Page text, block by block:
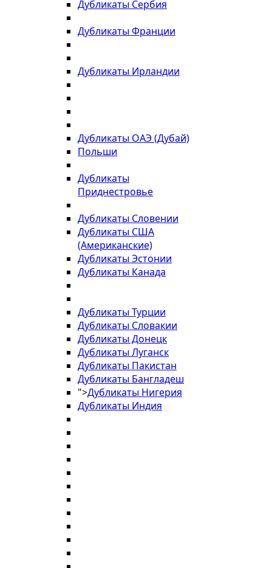
Дубликаты Сербия
Дубликаты Франции
Дубликаты Ирландии
Дубликаты ОАЭ (Дубай)
Польши
Дубликаты
Приднестровье
Дубликаты Словении
Дубликаты США
(Американские)
Дубликаты Эстонии
Дубликаты Канада
Дубликаты Турции
Дубликаты Словакии
Дубликаты Донецк
Дубликаты Луганск
Дубликаты Пакистан
Дубликаты Бангладеш
">Дубликаты Нигерия
Дубликаты Индия